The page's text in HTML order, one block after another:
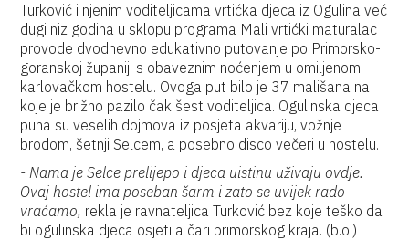
Turković i njenim voditeljicama vrtićka djeca iz Ogulina već
dugi niz godina u sklopu programa Mali vrtićki maturalac
provode dvodnevno edukativno putovanje po Primorsko-
goranskoj županiji s obaveznim noćenjem u omiljenom
karlovačkom hostelu. Ovoga put bilo je 37 mališana na
koje je brižno pazilo čak šest voditeljica. Ogulinska djeca
puna su veselih dojmova iz posjeta akvariju, vožnje
brodom, šetnji Selcem, a posebno disco večeri u hostelu.
- Nama je Selce prelijepo i djeca uistinu uživaju ovdje.
Ovaj hostel ima poseban šarm i zato se uvijek rado
vraćamo, rekla je ravnateljica Turković bez koje teško da
bi ogulinska djeca osjetila čari primorskog kraja. (b.o.)